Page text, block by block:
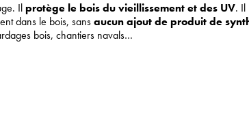
Ilprotège le bois du vieillissement et des UV. Il
dans le bois, sansaucun ajout de produit de
bois, chantiers navals…